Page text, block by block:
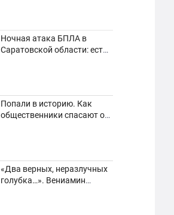
Ночная атака БПЛА в
Саратовской области: есть
Попали в историю. Как
общественники спасают от
«Два верных, неразлучных
голубка…». Вениамин